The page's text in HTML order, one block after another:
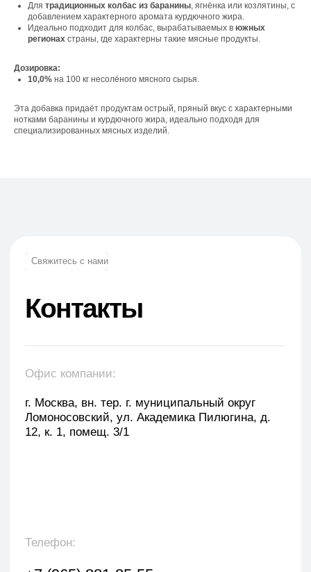
Для традиционных колбас из баранины, ягнёнка или козлятины, с
добавлением характерного аромата курдючного жира.
Идеально подходит для колбас, вырабатываемых в южных
регионах страны, где характерны такие мясные продукты.
Дозировка:
10,0% на 100 кг несолёного мясного сырья.
Эта добавка придаёт продуктам острый, пряный вкус с характерными
нотками баранины и курдючного жира, идеально подходя для
специализированных мясных изделий.
Контакты
E-mail:
Ломоносовский, ул. Академика Пилюгина, д.
12, к. 1, помещ. 3/1
Офис компании: